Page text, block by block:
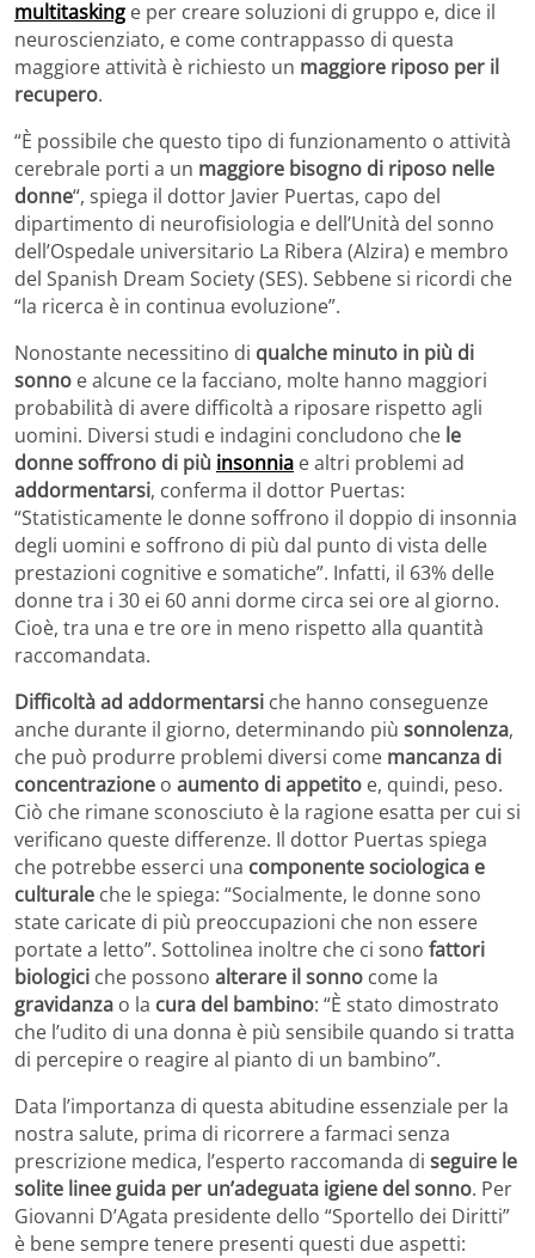
multitasking e per creare soluzioni di gruppo e, dice il
neuroscienziato, e come contrappasso di questa
maggiore attività è richiesto un maggiore riposo per il
recupero.
“È possibile che questo tipo di funzionamento o attività
cerebrale porti a un maggiore bisogno di riposo nelle
donne“, spiega il dottor Javier Puertas, capo del
dipartimento di neurofisiologia e dell’Unità del sonno
dell’Ospedale universitario La Ribera (Alzira) e membro
del Spanish Dream Society (SES). Sebbene si ricordi che
“la ricerca è in continua evoluzione”.
Nonostante necessitino di qualche minuto in più di
sonno e alcune ce la facciano, molte hanno maggiori
probabilità di avere difficoltà a riposare rispetto agli
uomini. Diversi studi e indagini concludono che le
donne soffrono di più insonnia e altri problemi ad
addormentarsi, conferma il dottor Puertas:
“Statisticamente le donne soffrono il doppio di insonnia
degli uomini e soffrono di più dal punto di vista delle
prestazioni cognitive e somatiche”. Infatti, il 63% delle
donne tra i 30 ei 60 anni dorme circa sei ore al giorno.
Cioè, tra una e tre ore in meno rispetto alla quantità
raccomandata.
Difficoltà ad addormentarsi che hanno conseguenze
anche durante il giorno, determinando più sonnolenza,
che può produrre problemi diversi come mancanza di
concentrazione o aumento di appetito e, quindi, peso.
Ciò che rimane sconosciuto è la ragione esatta per cui si
verificano queste differenze. Il dottor Puertas spiega
che potrebbe esserci una componente sociologica e
culturale che le spiega: “Socialmente, le donne sono
state caricate di più preoccupazioni che non essere
portate a letto”. Sottolinea inoltre che ci sono fattori
biologici che possono alterare il sonno come la
gravidanza o la cura del bambino: “È stato dimostrato
che l’udito di una donna è più sensibile quando si tratta
di percepire o reagire al pianto di un bambino”.
Data l’importanza di questa abitudine essenziale per la
nostra salute, prima di ricorrere a farmaci senza
prescrizione medica, l’esperto raccomanda di seguire le
solite linee guida per un’adeguata igiene del sonno. Per
Giovanni D’Agata presidente dello “Sportello dei Diritti”
è bene sempre tenere presenti questi due aspetti: